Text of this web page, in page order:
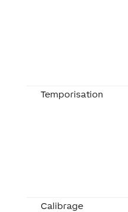
Temporisation
Calibrage